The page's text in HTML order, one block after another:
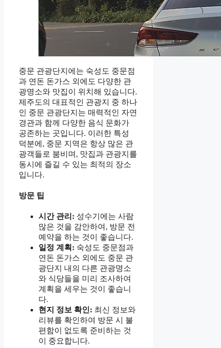
중문 관광단지에는 숙성도 중문점
과 연돈 돈가스 외에도 다양한 관
광명소와 맛집이 위치해 있습니다.
제주도의 대표적인 관광지 중 하나
인 중문 관광단지는 매력적인 자연
경관과 함께 다양한 음식 문화가
공존하는 곳입니다. 이러한 특성
덕분에, 중문 지역은 항상 많은 관
광객들로 붐비며, 맛집과 관광지를
동시에 즐길 수 있는 최적의 장소
입니다.
방문 팁
시간 관리: 성수기에는 사람
많은 것을 감안하여, 방문 전
예약을 하는 것이 좋습니다.
일정 계획: 숙성도 중문점과
연돈 돈가스 외에도 중문 관
광단지 내의 다른 관광명소
와 식당들을 미리 조사하여
계획을 세우는 것이 좋습니
다.
현지 정보 확인: 최신 정보와
리뷰를 확인하여 방문 시 불
편함이 없도록 준비하는 것
이 중요합니다.